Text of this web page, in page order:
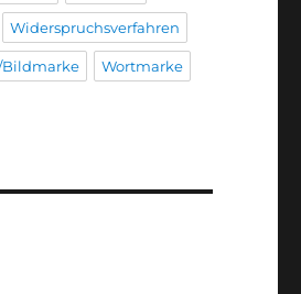
Widerspruchsverfahren
Bildmarke Wortmarke